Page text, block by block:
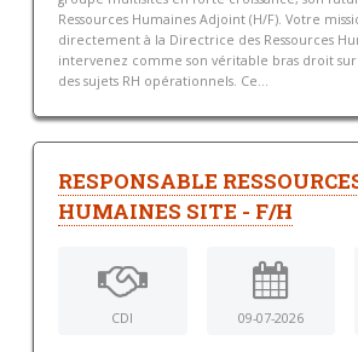
Ressources Humaines Adjoint (H/F). Votre
directement à la Directrice des Ressources
intervenez comme son véritable bras droit
des sujets RH opérationnels. Ce...
RESPONSABLE
HUMAINES SITE - F/H
CDI 09-07-2026